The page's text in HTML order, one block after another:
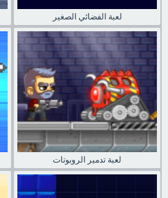
لعبة الفضائي الصغير
لعبة تدمير الروبوتات